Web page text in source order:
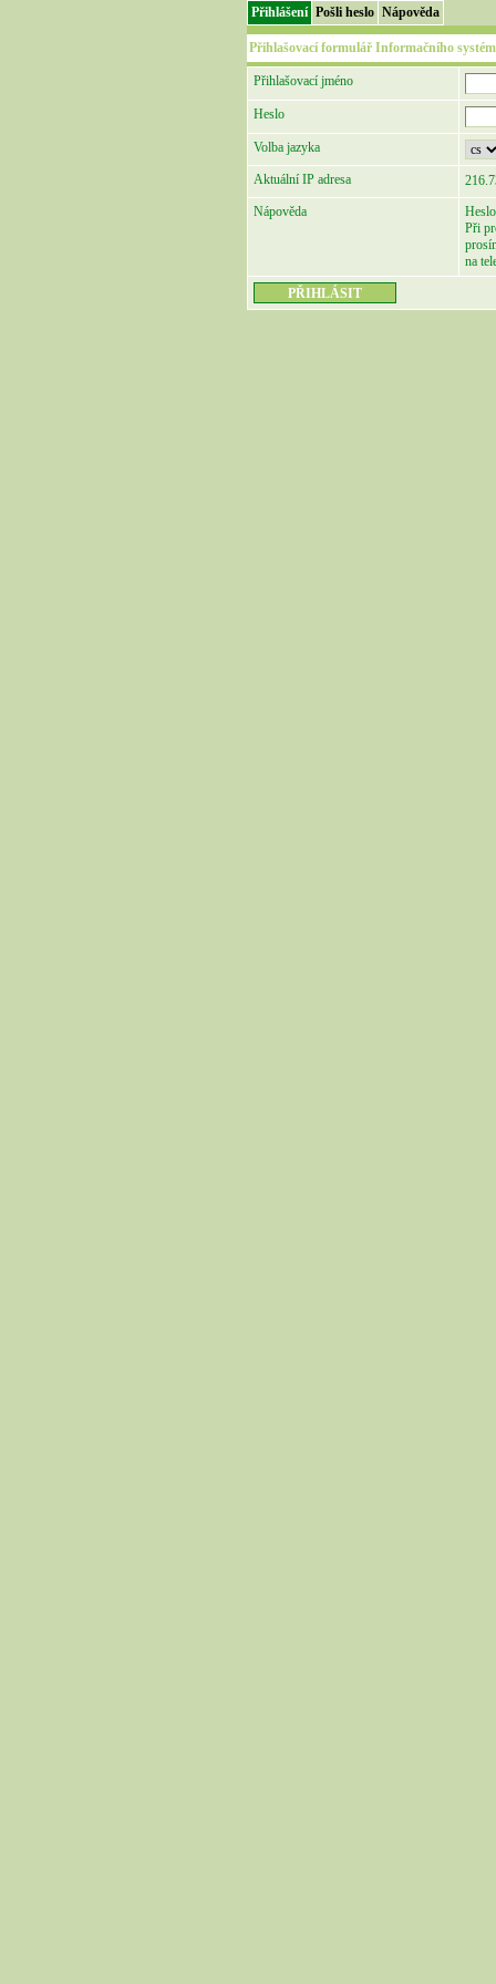
Přihlášení Pošli heslo Nápověda
Přihlašovací formulář Informačního
Přihlašovací jméno
Heslo
Volba jazyka
Aktuální IP adresa
Nápověda
Při
na